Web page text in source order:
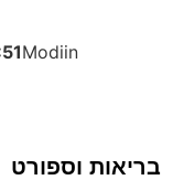
Modiin
בריאות וספורט